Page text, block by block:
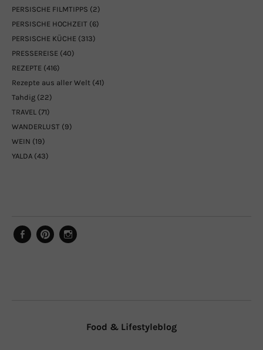
PERSISCHE FILMTIPPS (2)
PERSISCHE HOCHZEIT (6)
PERSISCHE KÜCHE (313)
PRESSEREISE (40)
REZEPTE (416)
Rezepte aus aller Welt (41)
Tahdig (22)
TRAVEL (71)
WANDERLUST (9)
WEIN (19)
YALDA (43)
Food & Lifestyleblog